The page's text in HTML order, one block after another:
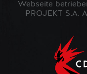
Webseite
PROJEKT S.A.